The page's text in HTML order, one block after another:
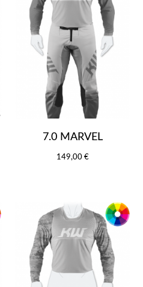
7.0 MARVEL
149,00 €